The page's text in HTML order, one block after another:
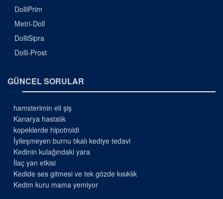
DolliPrim
Metri-Doll
DolliSipra
Dolli-Prost
GÜNCEL SORULAR
hamsterimin eli şiş
Kanarya hastalık
kopeklerde hipotroidi
İyileşmeyen burnu tıkalı kediye tedavi
Kedinin kulağındaki yara
İlaç yan etkisi
Kedide ses gitmesi ve tek gözde kısıklık
Kedim kuru mama yemiyor